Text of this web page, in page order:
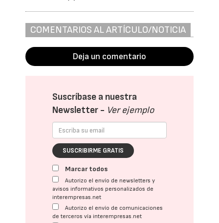
COMENTARIOS AL ARTÍCULO/NOTICIA
Deja un comentario
Suscríbase a nuestra
Newsletter - Ver ejemplo
SUSCRIBIRME GRATIS
Marcar todos
Autorizo el envío de newsletters y
avisos informativos personalizados de
interempresas.net
Autorizo el envío de comunicaciones
de terceros vía interempresas.net